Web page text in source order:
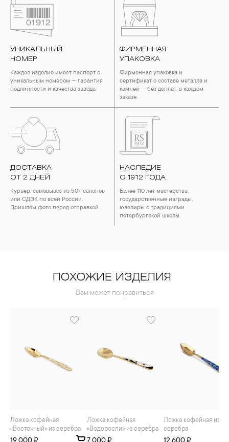
УНИКАЛЬНЫЙ
НОМЕР
Каждое изделие имеет паспорт с
уникальным номером — гарантия
подлинности и качества завода.
ФИРМЕННАЯ
УПАКОВКА
Фирменная упаковка и
сертификат о составе металла и
камней — без доплат, в каждом
заказе.
ДОСТАВКА
ОТ 2 ДНЕЙ
Курьер, самовывоз из 50+ салонов
или СДЭК по всей России.
Пришлём фото перед отправкой.
НАСЛЕДИЕ
С 1912 ГОДА
Более 110 лет мастерства,
государственные награды,
ювелиры с традициями
петербургской школы.
ПОХОЖИЕ ИЗДЕЛИЯ
Вам может понравиться
Ложка кофейная
«Восточный» из серебра
Ложка кофейная
«Водоросли» из серебра
Ложка кофейная из
серебра